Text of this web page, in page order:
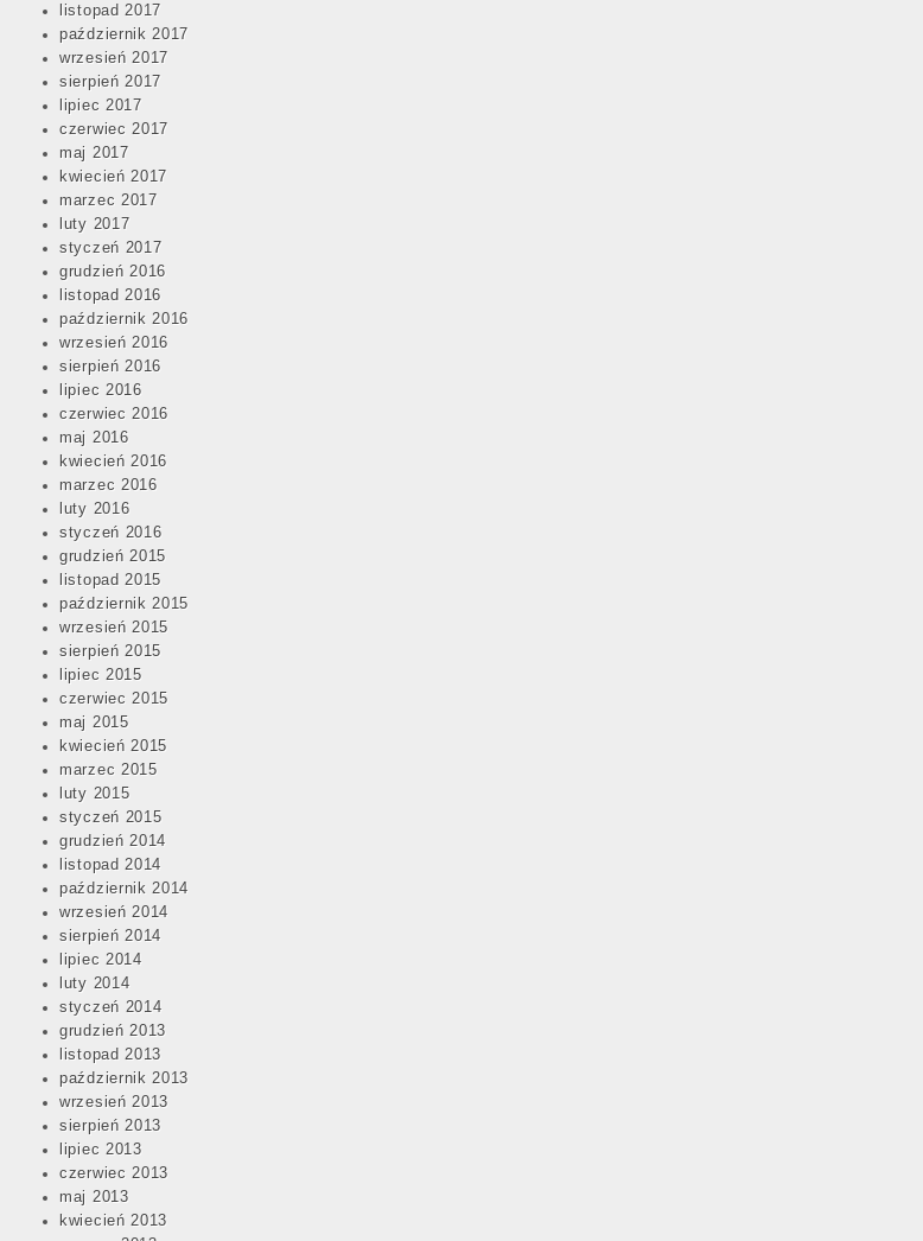
listopad 2017
październik 2017
wrzesień 2017
sierpień 2017
lipiec 2017
czerwiec 2017
maj 2017
kwiecień 2017
marzec 2017
luty 2017
styczeń 2017
grudzień 2016
listopad 2016
październik 2016
wrzesień 2016
sierpień 2016
lipiec 2016
czerwiec 2016
maj 2016
kwiecień 2016
marzec 2016
luty 2016
styczeń 2016
grudzień 2015
listopad 2015
październik 2015
wrzesień 2015
sierpień 2015
lipiec 2015
czerwiec 2015
maj 2015
kwiecień 2015
marzec 2015
luty 2015
styczeń 2015
grudzień 2014
listopad 2014
październik 2014
wrzesień 2014
sierpień 2014
lipiec 2014
luty 2014
styczeń 2014
grudzień 2013
listopad 2013
październik 2013
wrzesień 2013
sierpień 2013
lipiec 2013
czerwiec 2013
maj 2013
kwiecień 2013